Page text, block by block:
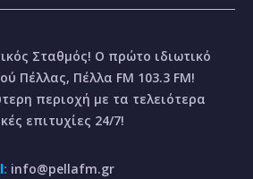
Σταθμός! Ο πρώτο ιδιωτικό
Πέλλας, Πέλλα FM 103.3 FM!
περιοχή με τα τελειότερα
επιτυχίες 24/7!
info@pellafm.gr